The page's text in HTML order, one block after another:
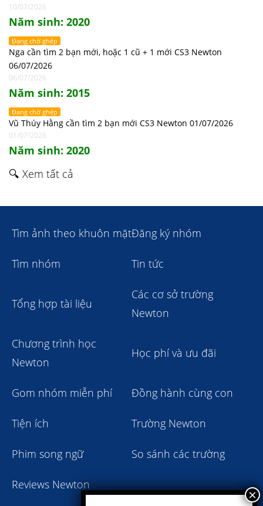
10/07/2026
Năm sinh: 2020
Đang chờ ghép
Nga cần tìm 2 bạn mới, hoặc 1 cũ + 1 mới CS3 Newton
06/07/2026
06/07/2026
Năm sinh: 2015
Đang chờ ghép
Vũ Thúy Hằng cần tìm 2 bạn mới CS3 Newton 01/07/2026
01/07/2026
Năm sinh: 2020
🔍 Xem tất cả
Tìm ảnh theo khuôn mặtĐăng ký nhóm
Tìm nhóm Tin tức
Tổng hợp tài liệu
Các cơ sở trường
Newton
Chương trình học
Newton
Học phí và ưu đãi
Gom nhóm miễn phí Đồng hành cùng con
Tiện ích Trường Newton
Phim song ngữ So sánh các trường
Reviews Newton